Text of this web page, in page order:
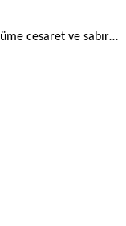
cesaret ve sabır…